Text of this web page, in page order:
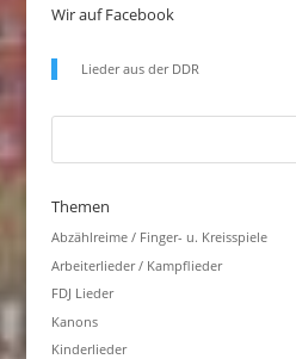
Wir auf Facebook
Lieder aus der DDR
Themen
Abzählreime / Finger- u. Kreisspiele
Arbeiterlieder / Kampflieder
FDJ Lieder
Kanons
Kinderlieder